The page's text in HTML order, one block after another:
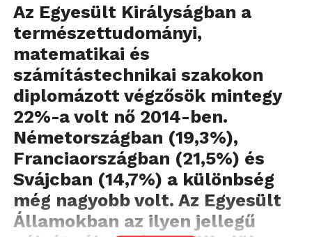
Az Egyesült Királyságban a
természettudományi,
matematikai és
számítástechnikai szakokon
diplomázott végzősök mintegy
22%-a volt nő 2014-ben.
Németországban (19,3%),
Franciaországban (21,5%) és
Svájcban (14,7%) a különbség
még nagyobb volt. Az Egyesült
Államokban az ilyen jellegű